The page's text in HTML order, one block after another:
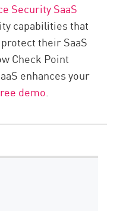
Security SaaS
capabilities that
their SaaS
Check Point
enhances your
demo.